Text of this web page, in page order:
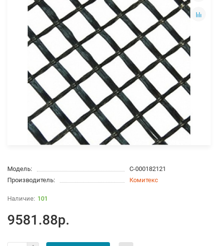
Модель:
С-000182121
Производитель:
Комитекс
101
9581.88р.